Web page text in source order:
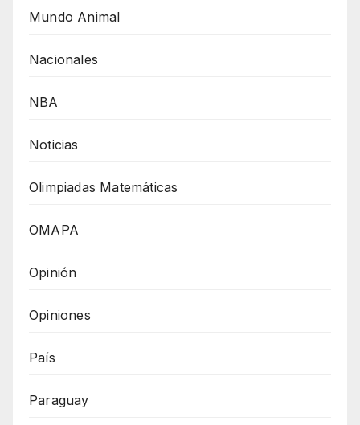
Mundo Animal
Nacionales
NBA
Noticias
Olimpiadas Matemáticas
OMAPA
Opinión
Opiniones
País
Paraguay